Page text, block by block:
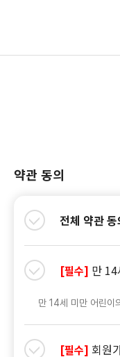
약관 동의
전체 약관 동
[필수] 만
만 14세 미만 어린이
[필수] 회원